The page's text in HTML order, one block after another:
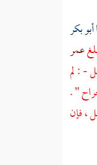
أبو بكر
عمر
- : لم
"
.
،فإن